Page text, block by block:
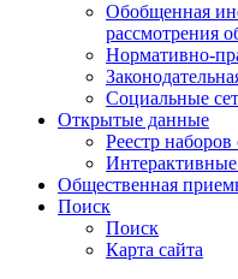
Обобщенная
рассмотрения
Нормативно-
Социальные
Открытые данные
Реестр
Общественная
Поиск
Поиск
Карта сайта